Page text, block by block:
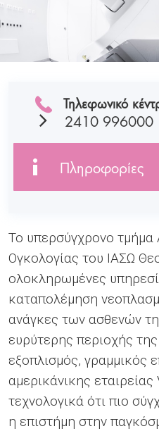
Τηλεφωνικό
2410 996000
Πληροφορίες
Το υπερσύγχρονο τμήμα
Ογκολογίας του ΙΑΣΩ
ολοκληρωμένες
καταπολέμηση
ανάγκες των ασθενών
ευρύτερης περιοχής
εξοπλισμός, γραμμικός
αμερικάνικης εταιρείας
τεχνολογικά ότι πιο
η επιστήμη στην